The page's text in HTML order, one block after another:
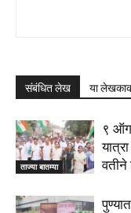
संबंधित लेख या
ताज्या बातम्या
९
वतीने